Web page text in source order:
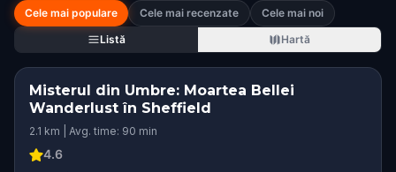
Cele mai populare Cele mai recenzate
Cele mai noi
Listă
Hartă
Misterul din Umbre: Moartea Bellei
Wanderlust în Sheffield
2.1 km | Avg. time: 90 min
4.6